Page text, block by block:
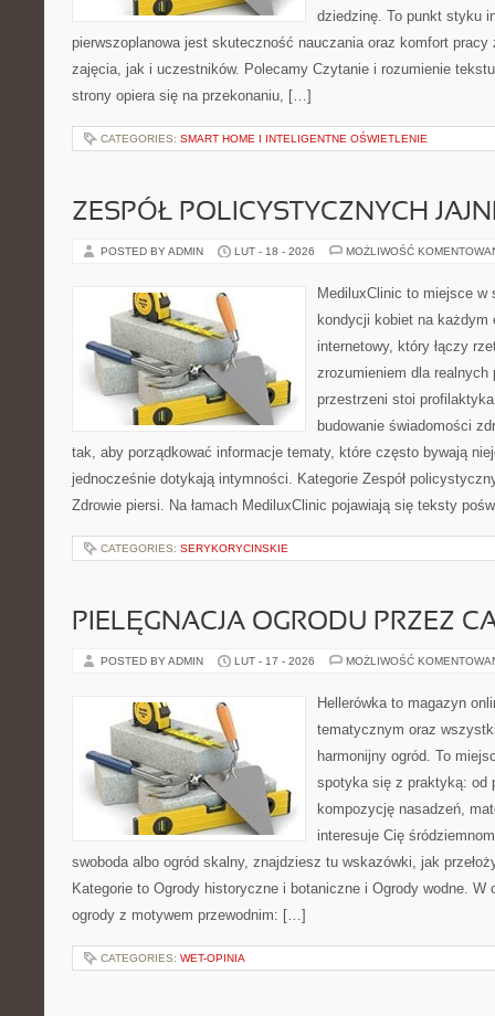
dziedzinę. To punkt styku
pierwszoplanowa jest skuteczność nauczania oraz komfort pracy
zajęcia, jak i uczestników. Polecamy Czytanie i rozumienie
strony opiera się na przekonaniu, […]
CATEGORIES: SMART HOME I INTELIGENTNE OŚWIETLENIE
ZESPÓŁ POLICYSTYCZNYCH
POSTED BY ADMIN LUT - 18 - 2026 MOŻLIWOŚĆ
MediluxClinic to miejsce
kondycji kobiet na każdym
internetowy, który łączy
zrozumieniem dla
przestrzeni stoi
budowanie świadomości
tak, aby porządkować informacje tematy, które często bywają
jednocześnie dotykają intymności. Kategorie Zespół
Zdrowie piersi. Na łamach MediluxClinic pojawiają się teksty
CATEGORIES: SERYKORYCINSKIE
PIELĘGNACJA OGRODU PRZEZ
POSTED BY ADMIN LUT - 17 - 2026 MOŻLIWOŚĆ
Hellerówka to magazyn
tematycznym oraz
harmonijny ogród. To
spotyka się z praktyką: od
kompozycję nasadzeń,
interesuje Cię
swoboda albo ogród skalny, znajdziesz tu wskazówki, jak
Kategorie to Ogrody historyczne i botaniczne i Ogrody wodne. W
ogrody z motywem przewodnim: […]
CATEGORIES: WET-OPINIA